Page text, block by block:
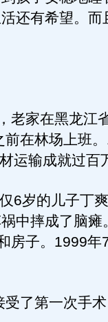
还有希望。而
家在黑龙江
在林场上班
运输成就过百
岁的儿子丁
中摔成了脑瘫
房子。1999
了第一次手